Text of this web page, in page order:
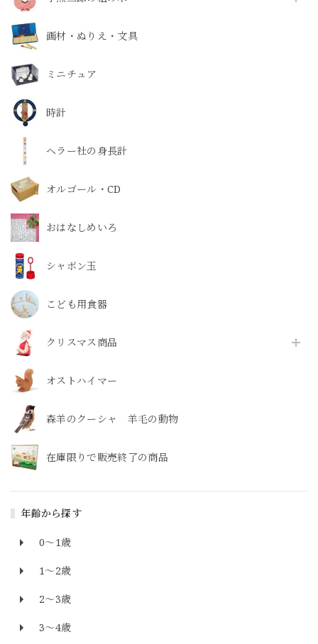
画材・ぬりえ・文具
ミニチュア
時計
ヘラー社の身長計
オルゴール・CD
おはなしめいろ
シャボン玉
こども用食器
クリスマス商品
オストハイマー
森羊のクーシャ 羊毛の動物
在庫限りで販売終了の商品
年齢から探す
0～1歳
1～2歳
2～3歳
3～4歳